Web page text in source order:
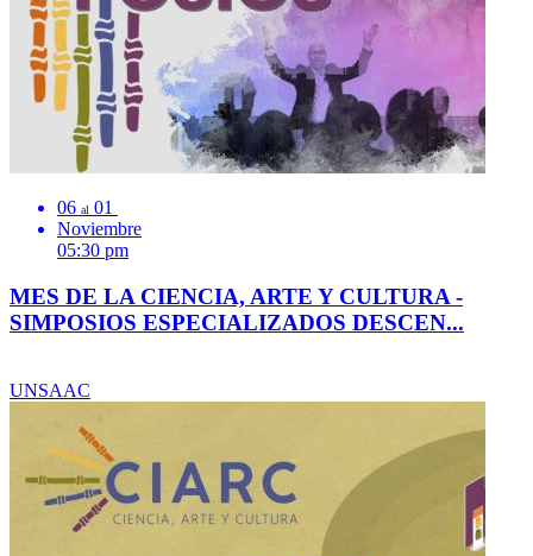
06 al 01
Noviembre
05:30 pm
MES DE LA CIENCIA, ARTE Y CULTURA -
SIMPOSIOS ESPECIALIZADOS DESCEN...
UNSAAC